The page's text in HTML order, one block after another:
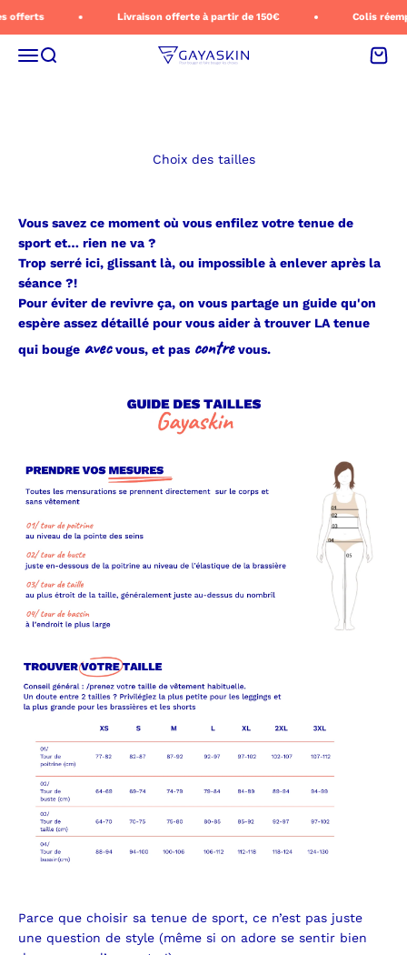
offerts Livraison offerte à partir de 150€ Colis
MenuRecherche gayaskin Panier
Choix des tailles
Vous savez ce moment où vous enfilez votre tenue de
sport et… rien ne va ?
Trop serré ici, glissant là, ou impossible à enlever après la
séance ?!
Pour éviter de revivre ça, on vous partage un guide qu'on
espère assez détaillé pour vous aider à trouver LA tenue
qui bouge avecvous, et pas contrevous.
Parce que choisir sa tenue de sport, ce n’est pas juste
une question de style (même si on adore se sentir bien